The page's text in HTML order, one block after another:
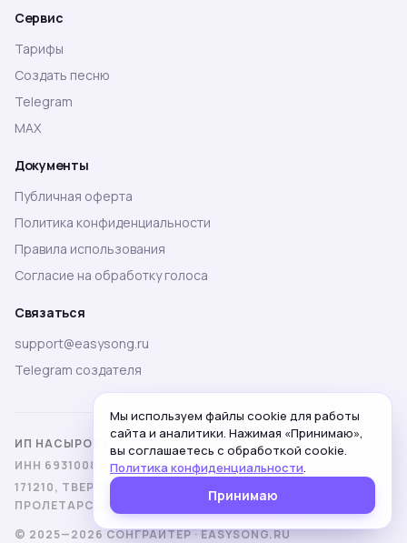
Сервис
Тарифы
Создать песню
Telegram
MAX
Документы
Публичная оферта
Политика конфиденциальности
Правила использования
Согласие на обработку голоса
Связаться
support@easysong.ru
Telegram создателя
ИП НАСЫРОВ РУСЛАН МАМЕДОВИЧ
ИНН 693100847030 · ОГРНИП 317695200006655
171210, ТВЕРСКАЯ ОБЛ., Г. ЛИХОСЛАВЛЬ, УЛ.
ПРОЛЕТАРСКАЯ, 3, КВ. 37
© 2025—2026 СОНГРАЙТЕР · EASYSONG.RU
Мы используем файлы cookie для работы
сайта и аналитики. Нажимая «Принимаю»,
вы соглашаетесь с обработкой cookie.
Политика конфиденциальности.
Принимаю